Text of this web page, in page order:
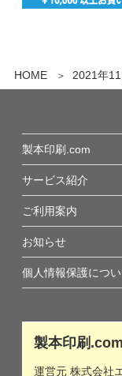
HOME 2021年11
製本印刷.com
サービス紹介
ご利用案内
お知らせ
個人情報保護につい
製本印刷.com
運営元 株式会社